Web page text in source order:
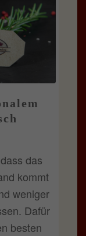
das
kommt
weniger
Dafür
besten